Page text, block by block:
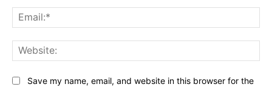
Save my name, email, and website in this browser for the